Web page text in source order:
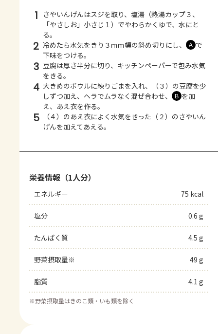
1
さやいんげんはスジを取り、塩湯（熱湯カップ３、
「やさしお」小さじ１）でやわらかくゆで、水にと
る。
2 冷めたら水気をきり３ｍｍ幅の斜め切りにし、 Ａ で
下味をつける。
3 豆腐は厚さ半分に切り、キッチンペーパーで包み水気
をきる。
4 大きめのボウルに練りごまを入れ、（３）の豆腐を少
しずつ加え、ヘラでムラなく混ぜ合わせ、
Ｂ を加
え、あえ衣を作る。
5
（４）のあえ衣によく水気をきった（２）のさやいん
げんを加えてあえる。
栄養情報（1人分）
エネルギー 75 kcal
塩分 0.6 g
たんぱく質 4.5 g
野菜摂取量※ 49 g
脂質 4.1 g
※野菜摂取量はきのこ類・いも類を除く